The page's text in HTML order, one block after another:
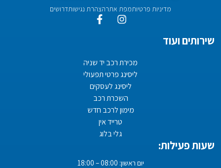
מדיניות פרטיותמפת אתרהצהרת נגישותדרושים
שירותים ועוד
מכירת רכב יד שניה
ליסינג פרטי תפעולי
ליסינג לעסקים
השכרת רכב
מימון לרכב חדש
טרייד אין
גלי בלוג
שעות פעילות:
יום ראשון: 08:00 – 18:00